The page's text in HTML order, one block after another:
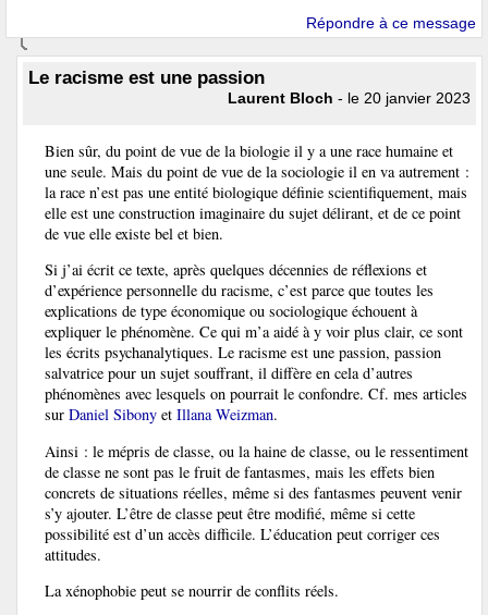
Répondre à ce message
Le racisme est une passion
Laurent Bloch - le 20 janvier 2023
Bien sûr, du point de vue de la biologie il y a une race humaine et
une seule. Mais du point de vue de la sociologie il en va autrement :
la race n’est pas une entité biologique définie scientifiquement, mais
elle est une construction imaginaire du sujet délirant, et de ce point
de vue elle existe bel et bien.
Si j’ai écrit ce texte, après quelques décennies de réflexions et
d’expérience personnelle du racisme, c’est parce que toutes les
explications de type économique ou sociologique échouent à
expliquer le phénomène. Ce qui m’a aidé à y voir plus clair, ce sont
les écrits psychanalytiques. Le racisme est une passion, passion
salvatrice pour un sujet souffrant, il diffère en cela d’autres
phénomènes avec lesquels on pourrait le confondre. Cf. mes articles
sur Daniel Sibony et Illana Weizman.
Ainsi : le mépris de classe, ou la haine de classe, ou le ressentiment
de classe ne sont pas le fruit de fantasmes, mais les effets bien
concrets de situations réelles, même si des fantasmes peuvent venir
s’y ajouter. L’être de classe peut être modifié, même si cette
possibilité est d’un accès difficile. L’éducation peut corriger ces
attitudes.
La xénophobie peut se nourrir de conflits réels.